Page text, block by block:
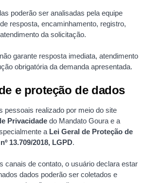
poderão ser analisadas pela equipe
resposta, encaminhamento, registro,
da solicitação.
garante resposta imediata, atendimento
obrigatória da demanda apresentada.
e proteção de dados
pessoais realizado por meio do site
Privacidade do Mandato Goura e a
a Lei Geral de Proteção de
13.709/2018, LGPD.
canais de contato, o usuário declara estar
dados poderão ser coletados e